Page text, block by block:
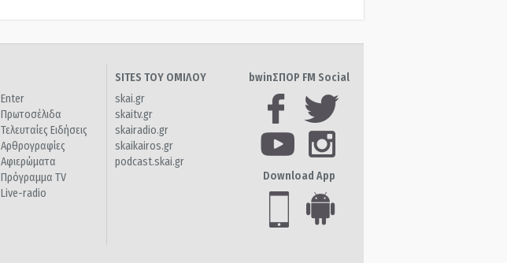
Enter
Πρωτοσέλιδα
Τελευταίες Ειδήσεις
Αρθρογραφίες
Αφιερώματα
Πρόγραμμα TV
Live-radio
SITES ΤΟΥ ΟΜΙΛΟΥ
skai.gr
skaitv.gr
skairadio.gr
skaikairos.gr
podcast.skai.gr
bwinΣΠΟΡ FM Social
Download App